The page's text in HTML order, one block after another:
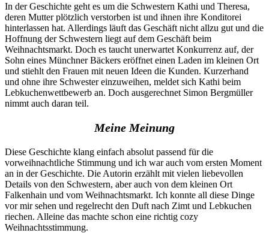
In der Geschichte geht es um die Schwestern Kathi und Theresa,
deren Mutter plötzlich verstorben ist und ihnen ihre Konditorei
hinterlassen hat. Allerdings läuft das Geschäft nicht allzu gut und die
Hoffnung der Schwestern liegt auf dem Geschäft beim
Weihnachtsmarkt. Doch es taucht unerwartet Konkurrenz auf, der
Sohn eines Münchner Bäckers eröffnet einen Laden im kleinen Ort
und stiehlt den Frauen mit neuen Ideen die Kunden. Kurzerhand
und ohne ihre Schwester einzuweihen, meldet sich Kathi beim
Lebkuchenwettbewerb an. Doch ausgerechnet Simon Bergmüller
nimmt auch daran teil.
Meine Meinung
Diese Geschichte klang einfach absolut passend für die
vorweihnachtliche Stimmung und ich war auch vom ersten Moment
an in der Geschichte. Die Autorin erzählt mit vielen liebevollen
Details von den Schwestern, aber auch von dem kleinen Ort
Falkenhain und vom Weihnachtsmarkt. Ich konnte all diese Dinge
vor mir sehen und regelrecht den Duft nach Zimt und Lebkuchen
riechen. Alleine das machte schon eine richtig cozy
Weihnachtsstimmung.